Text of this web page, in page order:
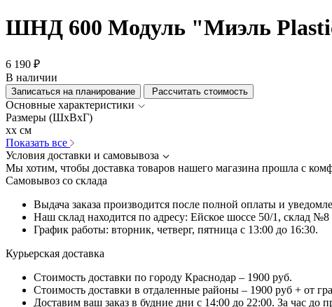
ШНД 600 Модуль "Миэль
6 190 ₽
В наличии
Записаться на планирование Рассчитать стоимость
Основные характеристики
Размеры (ШхВхГ)
xx см
Показать все
Условия доставки и самовывоза
Мы хотим, чтобы доставка товаров нашего магазина прошла с
Самовывоз со склада
Выдача заказа производится после полной оплаты и
Наш склад находится по адресу: Ейское шоссе 50/1, склад №8
График работы: вторник, четверг, пятница с 13:00 до 16:30.
Курьерская доставка
Стоимость доставки по городу Краснодар – 1900 руб.
Стоимость доставки в отдаленные районы – 1900 руб + от
Доставим ваш заказ в будние дни с 14:00 до 22:00. За час до